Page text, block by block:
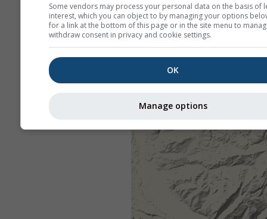
Some vendors may process your personal data on the basis of
interest, which you can object to by managing your options
for a link at the bottom of this page or in the site menu to
withdraw consent in privacy and cookie settings.
OK
Manage options